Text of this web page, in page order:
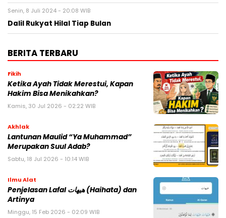
Senin, 8 Juli 2024 - 20:08 WIB
Dalil Rukyat Hilal Tiap Bulan
BERITA TERBARU
Fikih
Ketika Ayah Tidak Merestui, Kapan
Hakim Bisa Menikahkan?
Kamis, 30 Jul 2026 - 02:22 WIB
Akhlak
Lantunan Maulid “Ya Muhammad”
Merupakan Suul Adab?
Sabtu, 18 Jul 2026 - 10:14 WIB
Ilmu Alat
Penjelasan Lafal هيهات (Haihata) dan
Artinya
Minggu, 15 Feb 2026 - 02:09 WIB